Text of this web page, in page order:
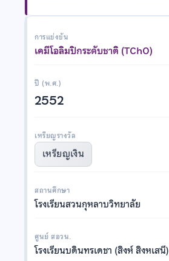
การแข่งขัน
เคมีโอลิมปิกระดับชาติ (TChO)
ปี (พ.ศ.)
2552
เหรียญรางวัล
เหรียญเงิน
สถานศึกษา
โรงเรียนสวนกุหลาบวิทยาลัย
ศูนย์ สอวน.
โรงเรียนบดินทรเดชา (สิงห์ สิงหเสนี)